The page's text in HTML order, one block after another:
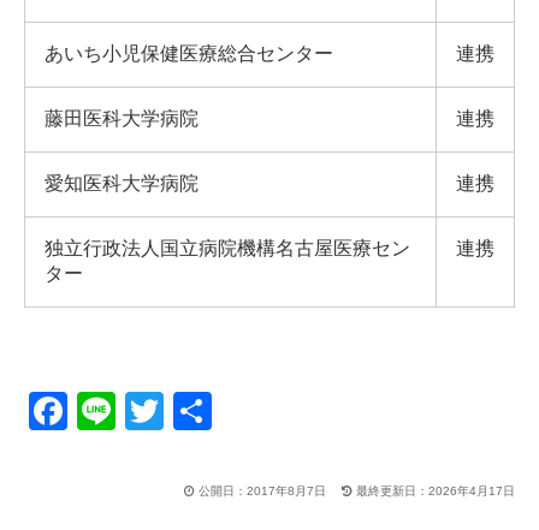
あいち小児保健医療総合センター 連携
藤田医科大学病院 連携
愛知医科大学病院 連携
独立行政法人国立病院機構名古屋医療セン
ター
連携
F
Li
T
tt
公開日：2017年8月7日 最終更新日：2026年4月17日